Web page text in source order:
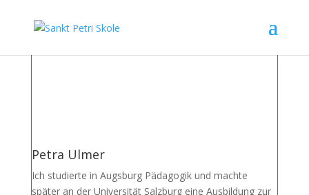
Petra Ulmer
Ich studierte in Augsburg Pädagogik und machte
später an der Universität Salzburg eine Ausbildung zur